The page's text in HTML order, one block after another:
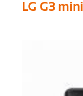
LG G3 mini